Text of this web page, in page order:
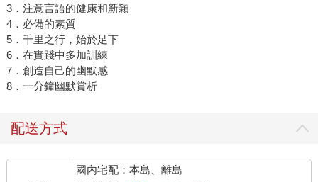
3．注意言語的健康和新穎
4．必備的素質
5．千里之行，始於足下
6．在實踐中多加訓練
7．創造自己的幽默感
8．一分鐘幽默賞析
配送方式
國內宅配：本島、離島